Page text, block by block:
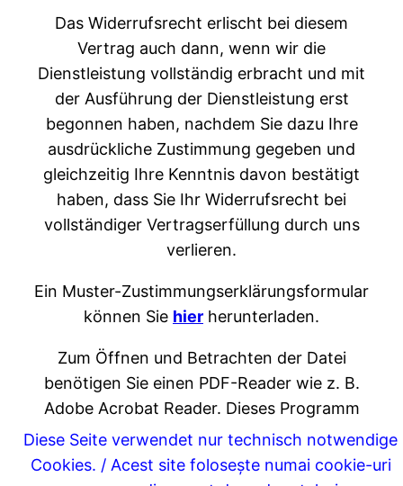
Das Widerrufsrecht erlischt bei diesem
Vertrag auch dann, wenn wir die
Dienstleistung vollständig erbracht und mit
der Ausführung der Dienstleistung erst
begonnen haben, nachdem Sie dazu Ihre
ausdrückliche Zustimmung gegeben und
gleichzeitig Ihre Kenntnis davon bestätigt
haben, dass Sie Ihr Widerrufsrecht bei
vollständiger Vertragserfüllung durch uns
verlieren.
Ein Muster-Zustimmungserklärungsformular
können Sie hier herunterladen.
Zum Öffnen und Betrachten der Datei
benötigen Sie einen PDF-Reader wie z. B.
Adobe Acrobat Reader. Dieses Programm
können Sie von Adobe Systems Software
Ireland Limited (Adobe Ireland) hier
Diese Seite verwendet nur technisch notwendige
Cookies. / Acest site folosește numai cookie-uri